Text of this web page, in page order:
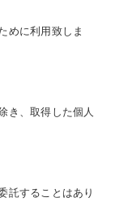
めに利用致しま
き、取得した個人
託することはあり